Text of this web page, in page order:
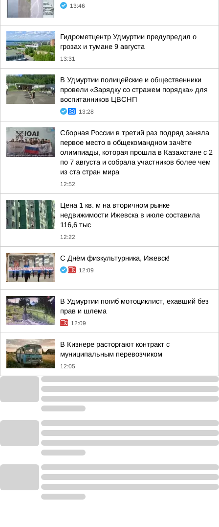
13:46
Гидрометцентр Удмуртии предупредил о
грозах и тумане 9 августа
13:31
В Удмуртии полицейские и общественники
провели «Зарядку со стражем порядка» для
воспитанников ЦВСНП
13:28
Сборная России в третий раз подряд заняла
первое место в общекомандном зачёте
олимпиады, которая прошла в Казахстане с 2
по 7 августа и собрала участников более чем
из ста стран мира
12:52
Цена 1 кв. м на вторичном рынке
недвижимости Ижевска в июле составила
116,6 тыс
12:22
С Днём физкультурника, Ижевск!
12:09
В Удмуртии погиб мотоциклист, ехавший без
прав и шлема
12:09
В Кизнере расторгают контракт с
муниципальным перевозчиком
12:05